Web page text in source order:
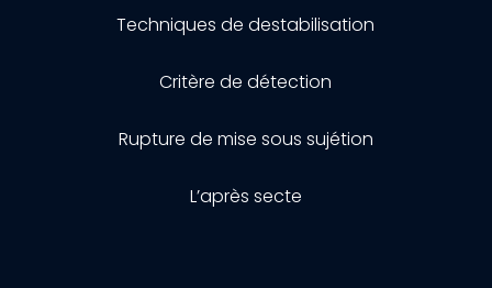
Techniques de destabilisation
Critère de détection
Rupture de mise sous sujétion
L’après secte